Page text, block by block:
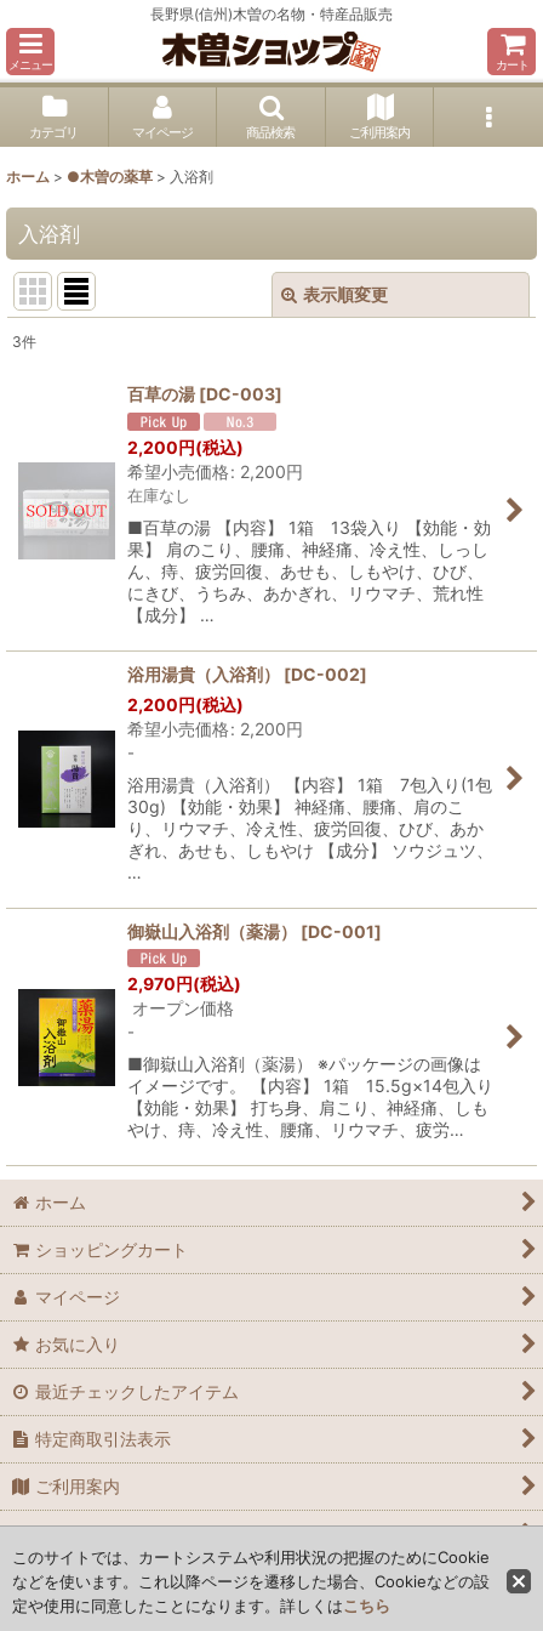
長野県(信州)木曽の名物・特産品販売
メニュー カート
カテゴリ マイページ 商品検索 ご利用案内
ホーム > ●木曽の薬草 > 入浴剤
入浴剤
表示順変更
3件
百草の湯 [DC-003]
2,200円(税込)
希望小売価格: 2,200円
在庫なし
■百草の湯 【内容】 1箱 13袋入り 【効能・効
果】 肩のこり、腰痛、神経痛、冷え性、しっし
ん、痔、疲労回復、あせも、しもやけ、ひび、
にきび、うちみ、あかぎれ、リウマチ、荒れ性
【成分】 …
浴用湯貴（入浴剤） [DC-002]
2,200円(税込)
希望小売価格: 2,200円
-
浴用湯貴（入浴剤） 【内容】 1箱 7包入り(1包
30g) 【効能・効果】 神経痛、腰痛、肩のこ
り、リウマチ、冷え性、疲労回復、ひび、あか
ぎれ、あせも、しもやけ 【成分】 ソウジュツ、
…
御嶽山入浴剤（薬湯） [DC-001]
2,970円(税込)
オープン価格
-
■御嶽山入浴剤（薬湯） ※パッケージの画像は
イメージです。 【内容】 1箱 15.5g×14包入り
【効能・効果】 打ち身、肩こり、神経痛、しも
やけ、痔、冷え性、腰痛、リウマチ、疲労…
ホーム
ショッピングカート
マイページ
お気に入り
最近チェックしたアイテム
特定商取引法表示
ご利用案内
お問い合わせ
Copyright© 木曽ショップ. All rights reserved.
このサイトでは、カートシステムや利用状況の把握のためにCookie
などを使います。これ以降ページを遷移した場合、Cookieなどの設
定や使用に同意したことになります。詳しくはこちら